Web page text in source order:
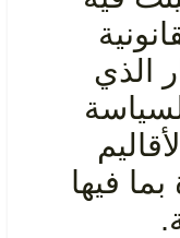
الذي
فيها